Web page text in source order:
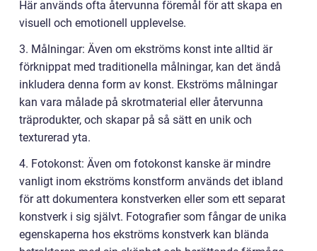
Här används ofta återvunna föremål för att skapa en
visuell och emotionell upplevelse.
3. Målningar: Även om ekströms konst inte alltid är
förknippat med traditionella målningar, kan det ändå
inkludera denna form av konst. Ekströms målningar
kan vara målade på skrotmaterial eller återvunna
träprodukter, och skapar på så sätt en unik och
texturerad yta.
4. Fotokonst: Även om fotokonst kanske är mindre
vanligt inom ekströms konstform används det ibland
för att dokumentera konstverken eller som ett separat
konstverk i sig självt. Fotografier som fångar de unika
egenskaperna hos ekströms konstverk kan blända